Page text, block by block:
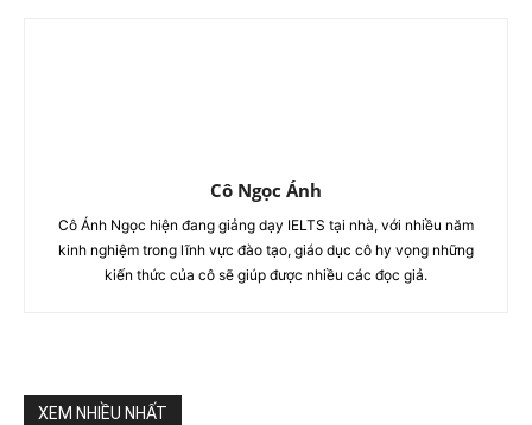
Cô Ngọc Ánh
Cô Ánh Ngọc hiện đang giảng dạy IELTS tại nhà, với nhiều năm
kinh nghiệm trong lĩnh vực đào tạo, giáo dục cô hy vọng những
kiến thức của cô sẽ giúp được nhiều các đọc giả.
XEM NHIỀU NHẤT